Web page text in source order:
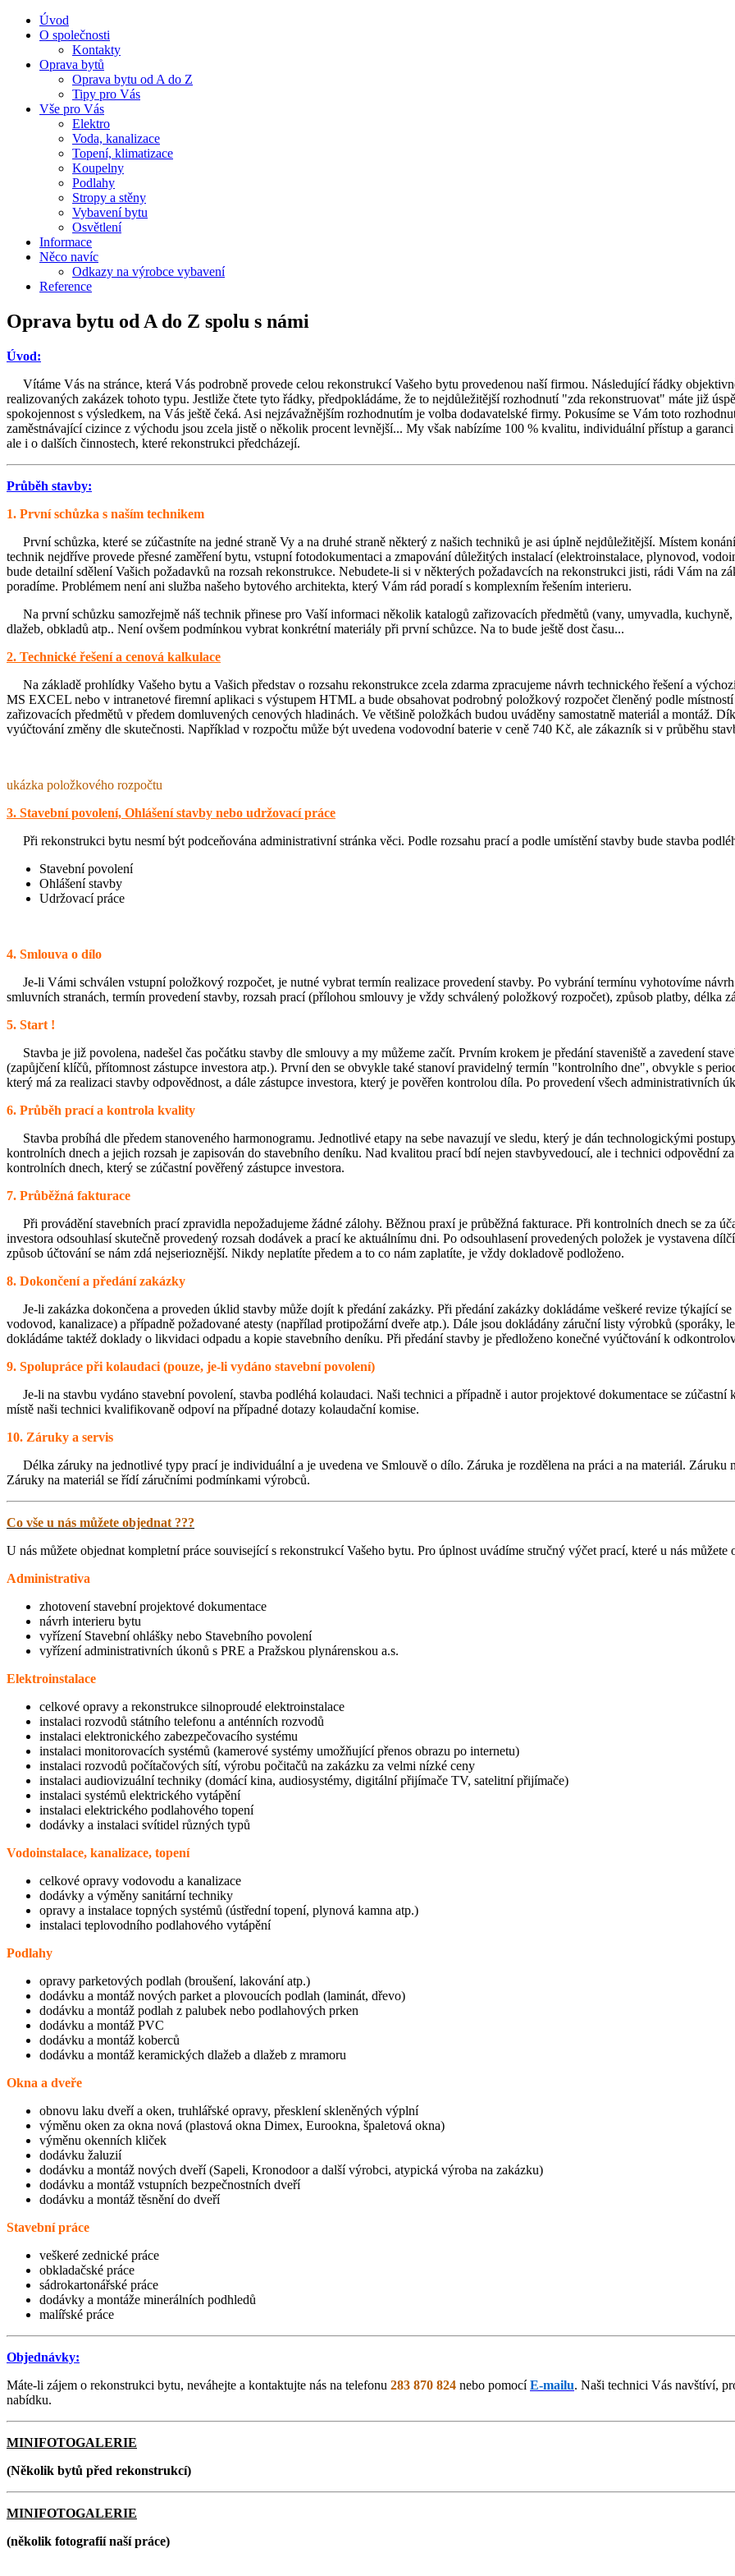
Úvod
O společnosti
Kontakty
Oprava bytů
Oprava bytu od A do Z
Tipy pro Vás
Vše pro Vás
Elektro
Voda, kanalizace
Topení, klimatizace
Koupelny
Podlahy
Stropy a stěny
Vybavení bytu
Osvětlení
Informace
Něco navíc
Odkazy na výrobce vybavení
Reference
Oprava bytu od A do Z spolu s námi
Úvod:
Vítáme Vás na stránce, která Vás podrobně provede celou rekonstrukcí Vašeho bytu provedenou naší firmou. Následující řádky
realizovaných zakázek tohoto typu. Jestliže čtete tyto řádky, předpokládáme, že to nejdůležitější rozhodnutí "zda rekonstruovat" máte již
spokojennost s výsledkem, na Vás ještě čeká. Asi nejzávažnějším rozhodnutím je volba dodavatelské firmy. Pokusíme se Vám toto
zaměstnávající cizince z východu jsou zcela jistě o několik procent levnější... My však nabízíme 100 % kvalitu, individuální přístup a
ale i o dalších činnostech, které rekonstrukci předcházejí.
Průběh stavby:
1. První schůzka s naším technikem
První schůzka, které se zúčastníte na jedné straně Vy a na druhé straně některý z našich techniků je asi úplně nejdůležitější. Místem
technik nejdříve provede přesné zaměření bytu, vstupní fotodokumentaci a zmapování důležitých instalací (elektroinstalace, plynovod,
bude detailní sdělení Vašich požadavků na rozsah rekonstrukce. Nebudete-li si v některých požadavcích na rekonstrukci jisti, rádi Vám na
poradíme. Problémem není ani služba našeho bytového architekta, který Vám rád poradí s komplexním řešením interieru.
Na první schůzku samozřejmě náš technik přinese pro Vaší informaci několik katalogů zařizovacích předmětů (vany, umyvadla,
dlažeb, obkladů atp.. Není ovšem podmínkou vybrat konkrétní materiály při první schůzce. Na to bude ještě dost času...
2. Technické řešení a cenová kalkulace
Na základě prohlídky Vašeho bytu a Vašich představ o rozsahu rekonstrukce zcela zdarma zpracujeme návrh technického řešení a
MS EXCEL nebo v intranetové firemní aplikaci s výstupem HTML a bude obsahovat podrobný položkový rozpočet členěný podle
zařizovacích předmětů v předem domluvených cenových hladinách. Ve většině položkách budou uváděny samostatně materiál a montáž.
vyúčtování změny dle skutečnosti. Například v rozpočtu může být uvedena vodovodní baterie v ceně 740 Kč, ale zákazník si v průběhu
ukázka položkového rozpočtu
3. Stavební povolení, Ohlášení stavby nebo udržovací práce
Při rekonstrukci bytu nesmí být podceňována administrativní stránka věci. Podle rozsahu prací a podle umístění stavby bude stavba
Stavební povolení
Ohlášení stavby
Udržovací práce
4. Smlouva o dílo
Je-li Vámi schválen vstupní položkový rozpočet, je nutné vybrat termín realizace provedení stavby. Po vybrání termínu vyhotovíme
smluvních stranách, termín provedení stavby, rozsah prací (přílohou smlouvy je vždy schválený položkový rozpočet), způsob platby, délka
5. Start !
Stavba je již povolena, nadešel čas počátku stavby dle smlouvy a my můžeme začít. Prvním krokem je předání staveniště a zavedení
(zapůjčení klíčů, přítomnost zástupce investora atp.). První den se obvykle také stanoví pravidelný termín "kontrolního dne", obvykle s
který má za realizaci stavby odpovědnost, a dále zástupce investora, který je pověřen kontrolou díla. Po provedení všech administrativních
6. Průběh prací a kontrola kvality
Stavba probíhá dle předem stanoveného harmonogramu. Jednotlivé etapy na sebe navazují ve sledu, který je dán technologickými
kontrolních dnech a jejich rozsah je zapisován do stavebního deníku. Nad kvalitou prací bdí nejen stavbyvedoucí, ale i technici odpovědní
kontrolních dnech, který se zúčastní pověřený zástupce investora.
7. Průběžná fakturace
Při provádění stavebních prací zpravidla nepožadujeme žádné zálohy. Běžnou praxí je průběžná fakturace. Při kontrolních dnech se za
investora odsouhlasí skutečně provedený rozsah dodávek a prací ke aktuálnímu dni. Po odsouhlasení provedených položek je vystavena
způsob účtování se nám zdá nejserioznější. Nikdy neplatíte předem a to co nám zaplatíte, je vždy dokladově podloženo.
8. Dokončení a předání zakázky
Je-li zakázka dokončena a proveden úklid stavby může dojít k předání zakázky. Při předání zakázky dokládáme veškeré revize týkající
vodovod, kanalizace) a případně požadované atesty (napřílad protipožární dveře atp.). Dále jsou dokládány záruční listy výrobků (sporáky,
dokládáme taktéž doklady o likvidaci odpadu a kopie stavebního deníku. Při předání stavby je předloženo konečné vyúčtování k
9. Spolupráce při kolaudaci (pouze, je-li vydáno stavební povolení)
Je-li na stavbu vydáno stavební povolení, stavba podléhá kolaudaci. Naši technici a případně i autor projektové dokumentace se
místě naši technici kvalifikovaně odpoví na případné dotazy kolaudační komise.
10. Záruky a servis
Délka záruky na jednotlivé typy prací je individuální a je uvedena ve Smlouvě o dílo. Záruka je rozdělena na práci a na materiál. Záruku
Záruky na materiál se řídí záručními podmínkami výrobců.
Co vše u nás můžete objednat ???
U nás můžete objednat kompletní práce související s rekonstrukcí Vašeho bytu. Pro úplnost uvádíme stručný výčet prací, které u nás můžete
Administrativa
zhotovení stavební projektové dokumentace
návrh interieru bytu
vyřízení Stavební ohlášky nebo Stavebního povolení
vyřízení administrativních úkonů s PRE a Pražskou plynárenskou a.s.
Elektroinstalace
celkové opravy a rekonstrukce silnoproudé elektroinstalace
instalaci rozvodů státního telefonu a anténních rozvodů
instalaci elektronického zabezpečovacího systému
instalaci monitorovacích systémů (kamerové systémy umožňující přenos obrazu po internetu)
instalaci rozvodů počítačových sítí, výrobu počitačů na zakázku za velmi nízké ceny
instalaci audiovizuální techniky (domácí kina, audiosystémy, digitální přijímače TV, satelitní přijímače)
instalaci systémů elektrického vytápění
instalaci elektrického podlahového topení
dodávky a instalaci svítidel různých typů
Vodoinstalace, kanalizace, topení
celkové opravy vodovodu a kanalizace
dodávky a výměny sanitární techniky
opravy a instalace topných systémů (ústřední topení, plynová kamna atp.)
instalaci teplovodního podlahového vytápění
Podlahy
opravy parketových podlah (broušení, lakování atp.)
dodávku a montáž nových parket a plovoucích podlah (laminát, dřevo)
dodávku a montáž podlah z palubek nebo podlahových prken
dodávku a montáž PVC
dodávku a montáž koberců
dodávku a montáž keramických dlažeb a dlažeb z mramoru
Okna a dveře
obnovu laku dveří a oken, truhlářské opravy, přesklení skleněných výplní
výměnu oken za okna nová (plastová okna Dimex, Eurookna, špaletová okna)
výměnu okenních kliček
dodávku žaluzií
dodávku a montáž nových dveří (Sapeli, Kronodoor a další výrobci, atypická výroba na zakázku)
dodávku a montáž vstupních bezpečnostních dveří
dodávku a montáž těsnění do dveří
Stavební práce
veškeré zednické práce
obkladačské práce
sádrokartonářské práce
dodávky a montáže minerálních podhledů
malířské práce
Objednávky:
Máte-li zájem o rekonstrukci bytu, neváhejte a kontaktujte nás na telefonu 283 870 824 nebo pomocíE-mailu. Naši technici Vás navštíví,
nabídku.
MINIFOTOGALERIE
(Několik bytů před rekonstrukcí)
MINIFOTOGALERIE
(několik fotografií naší práce)